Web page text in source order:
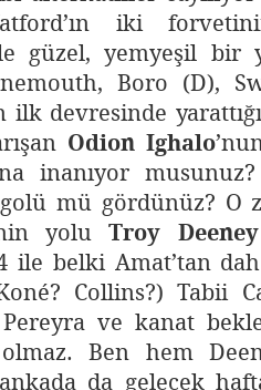
iki
güzel, yemyeşil bir
Boro (D),
ilk devresinde
Odion Ighalo
inanıyor
golü mü gördünüz? O
yoluTroy Deeney
ile belki Amat’tan
Collins?) Tabii
ve kanat
Ben hem
da gelecek